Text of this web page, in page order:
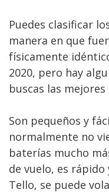
Puedes clasificar
manera en que
físicamente
2020, pero hay
buscas las
Son pequeños y
normalmente no
baterías mucho
de vuelo, es rápido
Tello, se puede